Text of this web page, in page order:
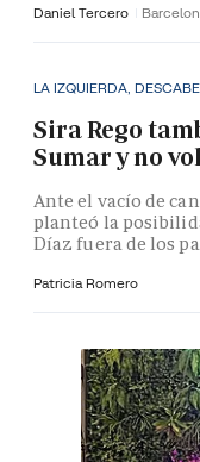
Daniel Tercero
LA IZQUIERDA,
Sira Rego
Sumar y no
Ante el vacío de
planteó la
Díaz fuera de los
Patricia Romero